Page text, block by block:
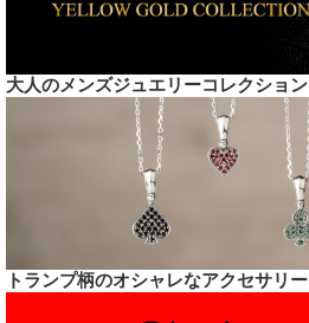
大人のメンズジュエリーコレクション
トランプ柄のオシャレなアクセサリー